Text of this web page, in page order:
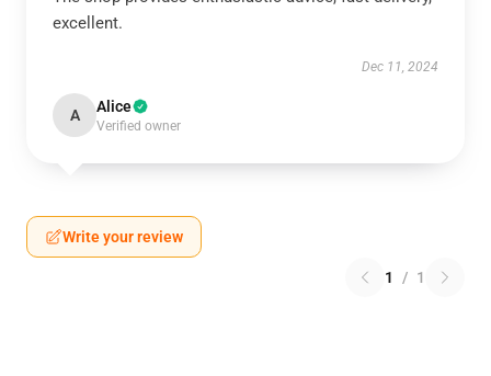
excellent.
Dec 11, 2024
A Alice
Verified owner
Write your review
1 / 1